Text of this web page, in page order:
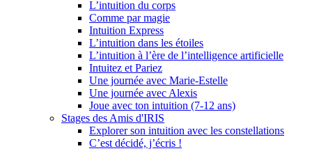
L’intuition du corps
Comme par magie
Intuition Express
L’intuition dans les étoiles
L’intuition à l’ère de l’intelligence artificielle
Intuitez et Pariez
Une journée avec Marie-Estelle
Une journée avec Alexis
Joue avec ton intuition (7-12 ans)
Stages des Amis d'IRIS
Explorer son intuition avec les constellations
C’est décidé, j’écris !